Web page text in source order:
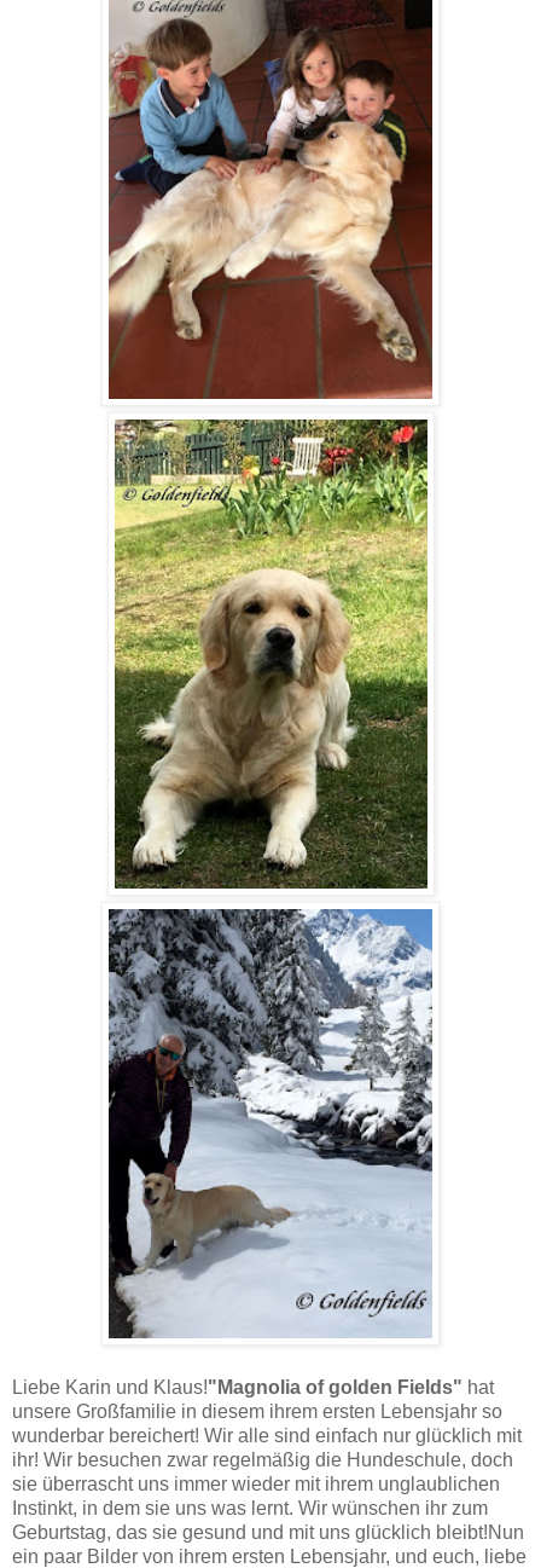
Liebe Karin und Klaus!"Magnolia of golden Fields" hat
unsere Großfamilie in diesem ihrem ersten Lebensjahr so
wunderbar bereichert! Wir alle sind einfach nur glücklich mit
ihr! Wir besuchen zwar regelmäßig die Hundeschule, doch
sie überrascht uns immer wieder mit ihrem unglaublichen
Instinkt, in dem sie uns was lernt. Wir wünschen ihr zum
Geburtstag, das sie gesund und mit uns glücklich bleibt!Nun
ein paar Bilder von ihrem ersten Lebensjahr, und euch, liebe